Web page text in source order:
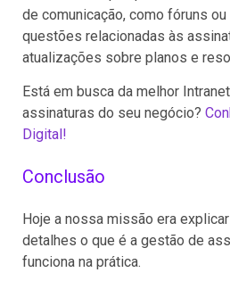
de comunicação, como fóruns
questões relacionadas às
atualizações sobre planos e
Está em busca da melhor
assinaturas do seu negócio?
Digital!
Conclusão
Hoje a nossa missão era
detalhes o que é a gestão de
funciona na prática.